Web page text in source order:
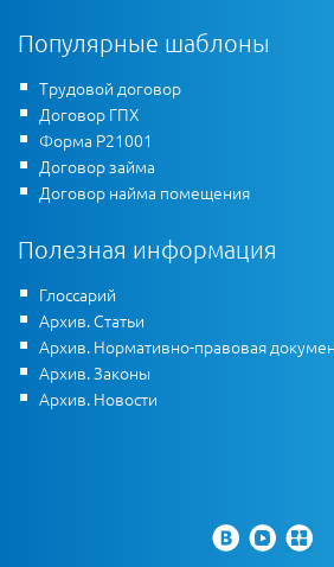
Популярные шаблоны
Трудовой договор
Договор ГПХ
Форма Р21001
Договор займа
Договор найма помещения
Полезная информация
Глоссарий
Архив. Статьи
Архив. Нормативно-правовая
Архив. Законы
Архив. Новости